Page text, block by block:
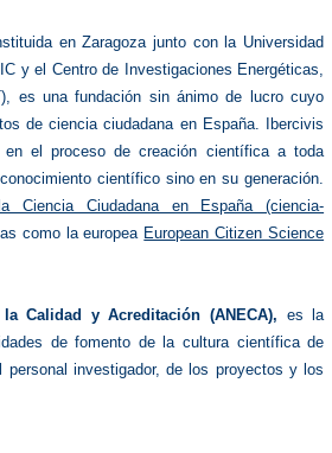
en Zaragoza junto con la Universidad
y el Centro de Investigaciones Energéticas,
es una fundación sin ánimo de lucro cuyo
de ciencia ciudadana en España. Ibercivis
el proceso de creación científica a toda
científico sino en su generación.
Ciencia Ciudadana en España (ciencia-
como la europea European Citizen Science
Calidad y Acreditación (ANECA), es la
de fomento de la cultura científica de
investigador, de los proyectos y los